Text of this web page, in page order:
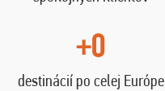
+0
destinácií po celej Európe